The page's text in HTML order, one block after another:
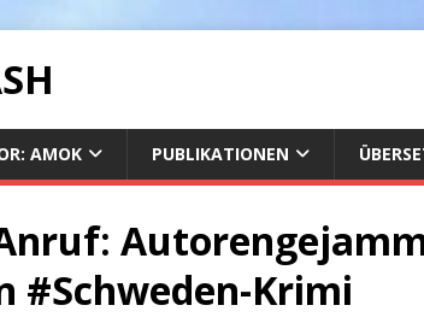
AMOK PUBLIKATIONEN
#Schweden-Krimi